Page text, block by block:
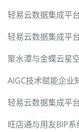
轻易云数据集成平
聚水潭与金蝶云星
轻易云数据集成平
旺店通与用友BIP